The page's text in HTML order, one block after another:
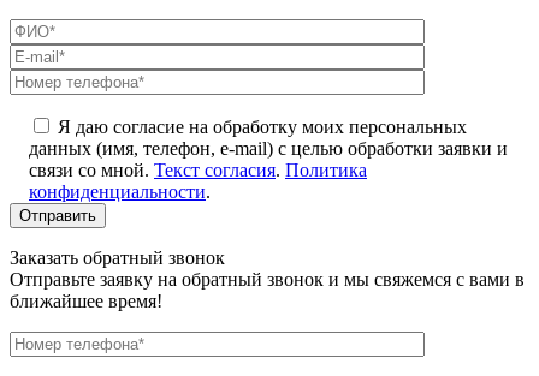
Я даю согласие на обработку моих персональных
данных (имя, телефон, e-mail) с целью обработки заявки и
связи со мной. Текст согласия. Политика
конфиденциальности.
Заказать обратный звонок
Отправьте заявку на обратный звонок и мы свяжемся с вами в
ближайшее время!